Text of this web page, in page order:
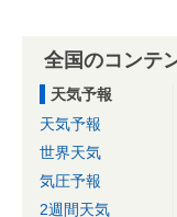
全国のコンテ
天気予報
天気予報
世界天気
気圧予報
2週間天気